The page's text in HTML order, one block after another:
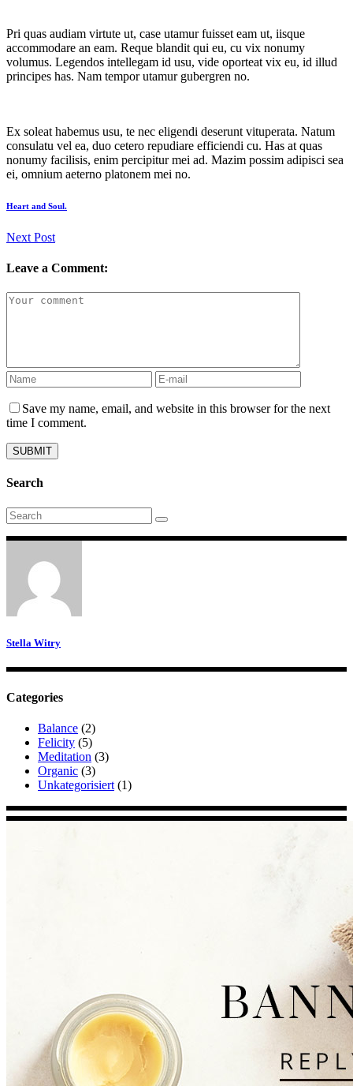
Pri quas audiam virtute ut, case utamur fuisset eam ut, iisque
accommodare an eam. Reque blandit qui eu, cu vix nonumy
volumus. Legendos intellegam id usu, vide oporteat vix eu, id illud
principes has. Nam tempor utamur gubergren no.
Ex soleat habemus usu, te nec eligendi deserunt vituperata. Natum
consulatu vel ea, duo cetero repudiare efficiendi cu. Has at quas
nonumy facilisis, enim percipitur mei ad. Mazim possim adipisci sea
ei, omnium aeterno platonem mei no.
Heart and Soul.
Next Post
Leave a Comment:
Save my name, email, and website in this browser for the next
time I comment.
Search
Search
for:
Stella Witry
Categories
Balance (2)
Felicity (5)
Meditation (3)
Organic (3)
Unkategorisiert (1)